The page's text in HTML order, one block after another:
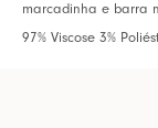
marcadinha e barra
97% Viscose 3%